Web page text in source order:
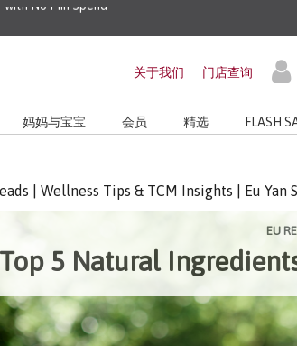
关于我们 门店查询
妈妈与宝宝 会员 精选 FLASH
| Wellness Tips & TCM Insights | Eu Yan
EU
Top 5 Natural